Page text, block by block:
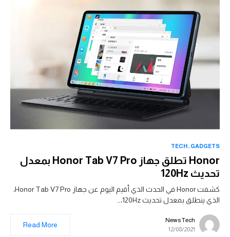
GADGETS
TECH
Honor تطلق جهاز Honor Tab V7 Pro بمعدل
تحديث 120Hz
كشفت Honor في الحدث الذي أقيم اليوم عن جهاز Honor Tab V7 Pro،
الذي ينطلق بمعدل تحديث 120Hz،…
News Tech
12/08/2021
Read More